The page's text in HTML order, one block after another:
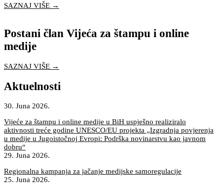
SAZNAJ VIŠE →
Postani član Vijeća za štampu i online
medije
SAZNAJ VIŠE →
Aktuelnosti
30. Juna 2026.
Vijeće za štampu i online medije u BiH uspješno realiziralo
aktivnosti treće godine UNESCO/EU projekta „Izgradnja povjerenja
u medije u Jugoistočnoj Evropi: Podrška novinarstvu kao javnom
dobru“
29. Juna 2026.
Regionalna kampanja za jačanje medijske samoregulacije
25. Juna 2026.